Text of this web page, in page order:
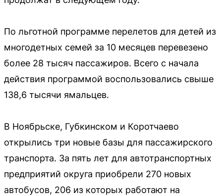
По льготной программе перелетов для детей из
многодетных семей за 10 месяцев перевезено
более 28 тысяч пассажиров. Всего с начала
действия программой воспользовались свыше
138,6 тысячи ямальцев.
В Ноябрьске, Губкинском и Коротчаево
открылись три новые базы для пассажирского
транспорта. За пять лет для автотранспортных
предприятий округа приобрели 270 новых
автобусов, 206 из которых работают на